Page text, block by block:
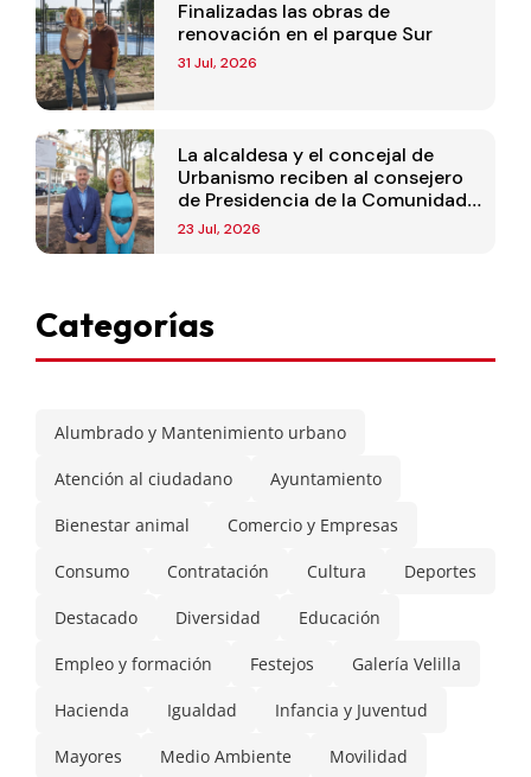
Finalizadas las obras de
renovación en el parque Sur
31 Jul, 2026
La alcaldesa y el concejal de
Urbanismo reciben al consejero
de Presidencia de la Comunidad
de Madrid
23 Jul, 2026
Categorías
Alumbrado y Mantenimiento urbano
Atención al ciudadano Ayuntamiento
Bienestar animal Comercio y Empresas
Consumo Contratación Cultura Deportes
Destacado Diversidad Educación
Empleo y formación Festejos Galería Velilla
Hacienda Igualdad Infancia y Juventud
Mayores Medio Ambiente Movilidad